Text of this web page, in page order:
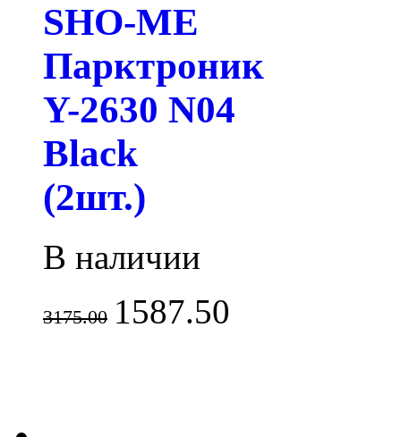
SHO-ME
Парктроник
Y-2630 N04
Black
(2шт.)
В наличии
3175.00 1587.50